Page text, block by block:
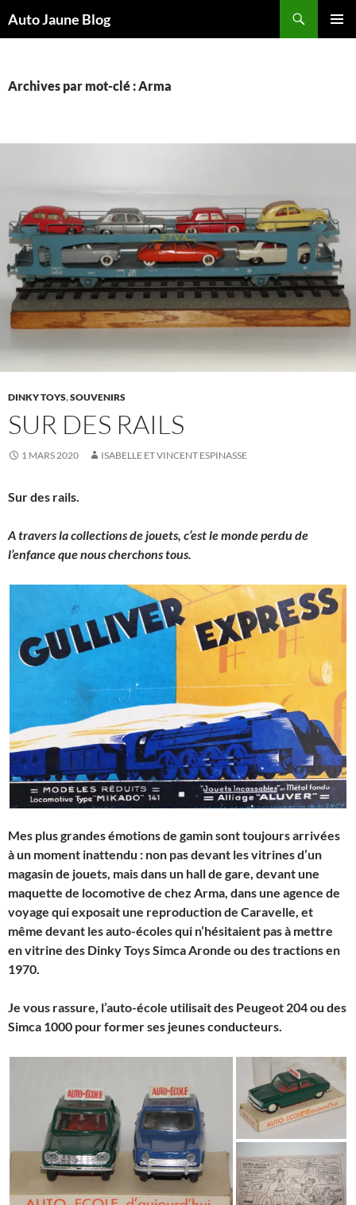
Auto Jaune Blog
Archives par mot-clé : Arma
DINKY TOYS,SOUVENIRS
SUR DES RAILS
1 MARS 2020 ISABELLE ET VINCENT ESPINASSE
Sur des rails.
A travers la collections de jouets, c’est le monde perdu de
l’enfance que nous cherchons tous.
Mes plus grandes émotions de gamin sont toujours arrivées
à un moment inattendu : non pas devant les vitrines d’un
magasin de jouets, mais dans un hall de gare, devant une
maquette de locomotive de chez Arma, dans une agence de
voyage qui exposait une reproduction de Caravelle, et
même devant les auto-écoles qui n’hésitaient pas à mettre
en vitrine des Dinky Toys Simca Aronde ou des tractions en
1970.
Je vous rassure, l’auto-école utilisait des Peugeot 204 ou des
Simca 1000 pour former ses jeunes conducteurs.